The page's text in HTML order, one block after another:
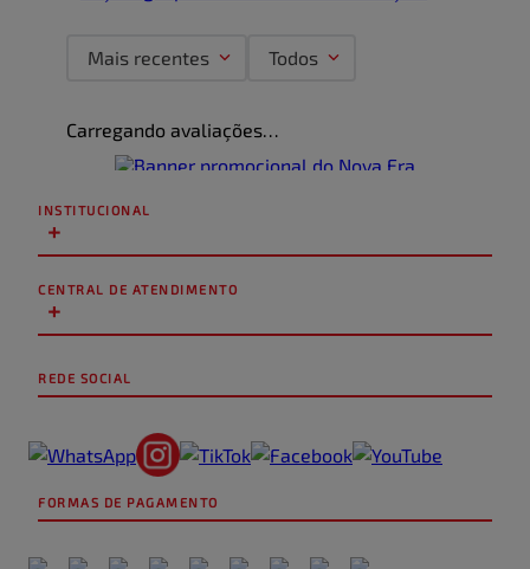
Mais recentes Todos
Carregando avaliações…
INSTITUCIONAL
+
CENTRAL DE ATENDIMENTO
+
REDE SOCIAL
FORMAS DE PAGAMENTO